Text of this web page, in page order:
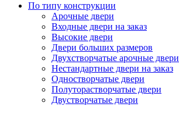
По типу конструкции
Арочные двери
Входные двери на заказ
Высокие двери
Двери больших размеров
Двухстворчатые арочные двери
Нестандартные двери на заказ
Одностворчатые двери
Полуторастворчатые двери
Двустворчатые двери